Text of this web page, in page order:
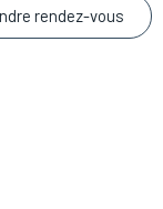
rendez-vous